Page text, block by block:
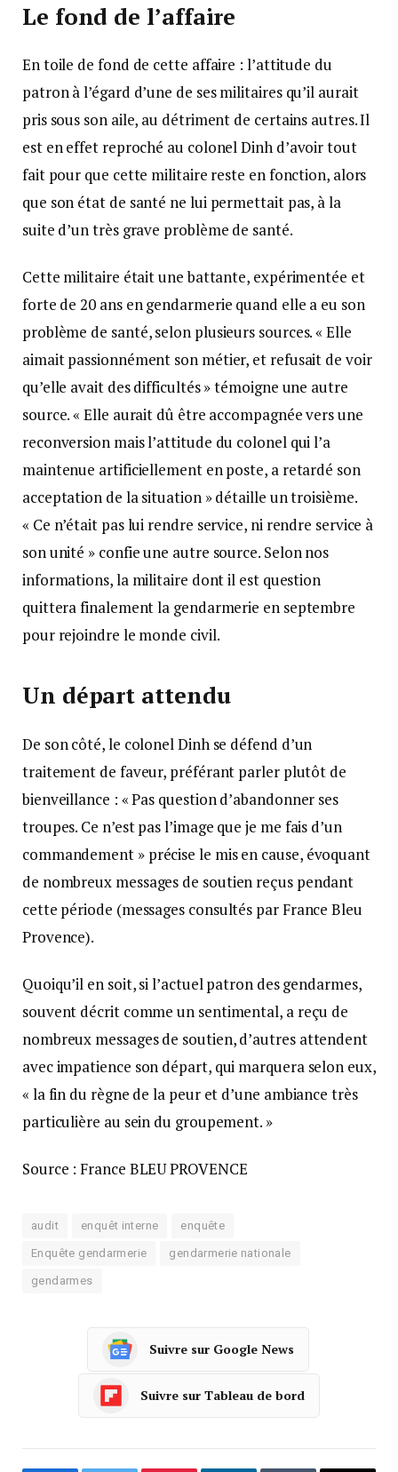
Le fond de l’affaire
En toile de fond de cette affaire : l’attitude du
patron à l’égard d’une de ses militaires qu’il aurait
pris sous son aile, au détriment de certains autres. Il
est en effet reproché au colonel Dinh d’avoir tout
fait pour que cette militaire reste en fonction, alors
que son état de santé ne lui permettait pas, à la
suite d’un très grave problème de santé.
Cette militaire était une battante, expérimentée et
forte de 20 ans en gendarmerie quand elle a eu son
problème de santé, selon plusieurs sources. « Elle
aimait passionnément son métier, et refusait de voir
qu’elle avait des difficultés » témoigne une autre
source. « Elle aurait dû être accompagnée vers une
reconversion mais l’attitude du colonel qui l’a
maintenue artificiellement en poste, a retardé son
acceptation de la situation » détaille un troisième.
« Ce n’était pas lui rendre service, ni rendre service à
son unité » confie une autre source. Selon nos
informations, la militaire dont il est question
quittera finalement la gendarmerie en septembre
pour rejoindre le monde civil.
Un départ attendu
De son côté, le colonel Dinh se défend d’un
traitement de faveur, préférant parler plutôt de
bienveillance : « Pas question d’abandonner ses
troupes. Ce n’est pas l’image que je me fais d’un
commandement » précise le mis en cause, évoquant
de nombreux messages de soutien reçus pendant
cette période (messages consultés par France Bleu
Provence).
Quoiqu’il en soit, si l’actuel patron des gendarmes,
souvent décrit comme un sentimental, a reçu de
nombreux messages de soutien, d’autres attendent
avec impatience son départ, qui marquera selon eux,
« la fin du règne de la peur et d’une ambiance très
particulière au sein du groupement. »
Source : France BLEU PROVENCE
audit enquêt interne enquête
Enquête gendarmerie gendarmerie nationale
gendarmes
Suivre sur Google News
Suivre sur Tableau de bord